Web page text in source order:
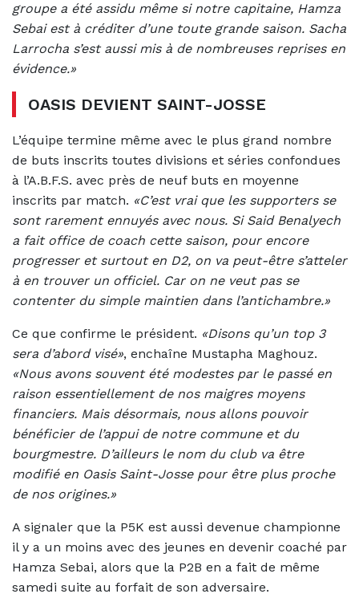
groupe a été assidu même si notre capitaine, Hamza
Sebai est à créditer d’une toute grande saison. Sacha
Larrocha s’est aussi mis à de nombreuses reprises en
évidence.»
OASIS DEVIENT SAINT-JOSSE
L’équipe termine même avec le plus grand nombre
de buts inscrits toutes divisions et séries confondues
à l’A.B.F.S. avec près de neuf buts en moyenne
inscrits par match. «C’est vrai que les supporters se
sont rarement ennuyés avec nous. Si Said Benalyech
a fait office de coach cette saison, pour encore
progresser et surtout en D2, on va peut-être s’atteler
à en trouver un officiel. Car on ne veut pas se
contenter du simple maintien dans l’antichambre.»
Ce que confirme le président. «Disons qu’un top 3
sera d’abord visé», enchaîne Mustapha Maghouz.
«Nous avons souvent été modestes par le passé en
raison essentiellement de nos maigres moyens
financiers. Mais désormais, nous allons pouvoir
bénéficier de l’appui de notre commune et du
bourgmestre. D’ailleurs le nom du club va être
modifié en Oasis Saint-Josse pour être plus proche
de nos origines.»
A signaler que la P5K est aussi devenue championne
il y a un moins avec des jeunes en devenir coaché par
Hamza Sebai, alors que la P2B en a fait de même
samedi suite au forfait de son adversaire.